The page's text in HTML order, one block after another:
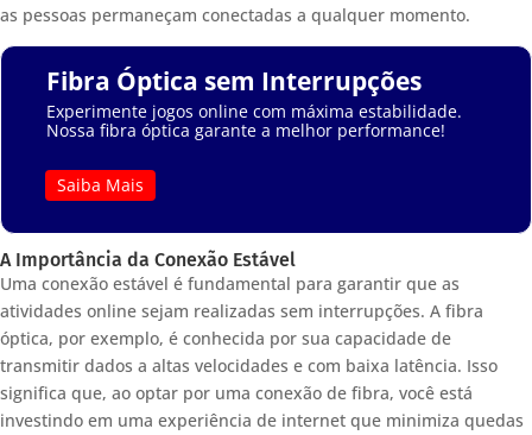
as pessoas permaneçam conectadas a qualquer momento.
Fibra Óptica sem Interrupções
Experimente jogos online com máxima estabilidade.
Nossa fibra óptica garante a melhor performance!
Saiba Mais
A Importância da Conexão Estável
Uma conexão estável é fundamental para garantir que as
atividades online sejam realizadas sem interrupções. A fibra
óptica, por exemplo, é conhecida por sua capacidade de
transmitir dados a altas velocidades e com baixa latência. Isso
significa que, ao optar por uma conexão de fibra, você está
investindo em uma experiência de internet que minimiza quedas